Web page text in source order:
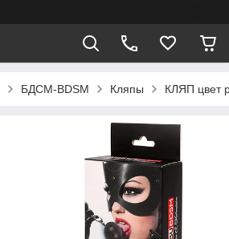
БДСМ-BDSM Кляпы КЛЯП цвет